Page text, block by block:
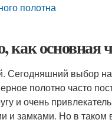
полотна
как основная
Сегодняшний выбор
полотно часто
и очень
и замками. Но в таком